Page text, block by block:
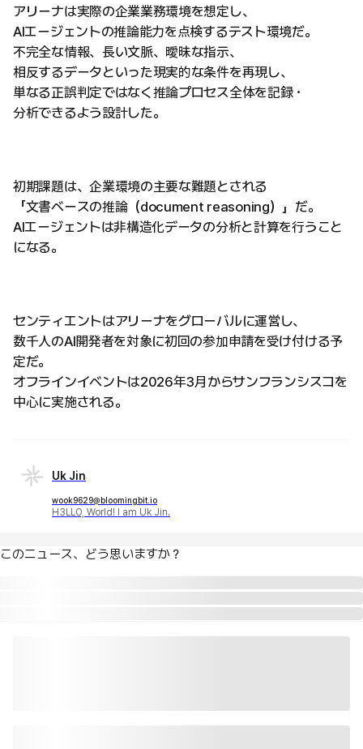
アリーナは実際の企業業務環境を想定し、
AIエージェントの推論能力を点検するテスト環境だ。
不完全な情報、長い文脈、曖昧な指示、
相反するデータといった現実的な条件を再現し、
単なる正誤判定ではなく推論プロセス全体を記録・
分析できるよう設計した。
初期課題は、企業環境の主要な難題とされる
「文書ベースの推論（document reasoning）」だ。
AIエージェントは非構造化データの分析と計算を行うこと
になる。
センティエントはアリーナをグローバルに運営し、
数千人のAI開発者を対象に初回の参加申請を受け付ける予
定だ。
オフラインイベントは2026年3月からサンフランシスコを
中心に実施される。
Uk Jin
wook9629@bloomingbit.io
H3LLO, World! I am Uk Jin.
このニュース、どう思いますか？